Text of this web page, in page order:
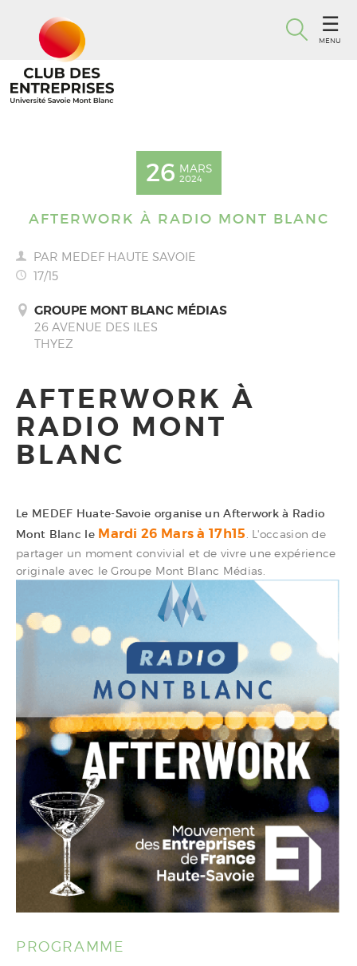
MENU
26 MARS
2024
AFTERWORK À RADIO MONT BLANC
PAR MEDEF HAUTE SAVOIE
17/15
GROUPE MONT BLANC MÉDIAS
26 AVENUE DES ILES
THYEZ
AFTERWORK À
RADIO MONT
BLANC
Le MEDEF Huate-Savoie organise un Afterwork à Radio
Mont Blanc le Mardi 26 Mars à 17h15 . L'occasion de
partager un moment convivial et de vivre une expérience
originale avec le Groupe Mont Blanc Médias.
PROGRAMME